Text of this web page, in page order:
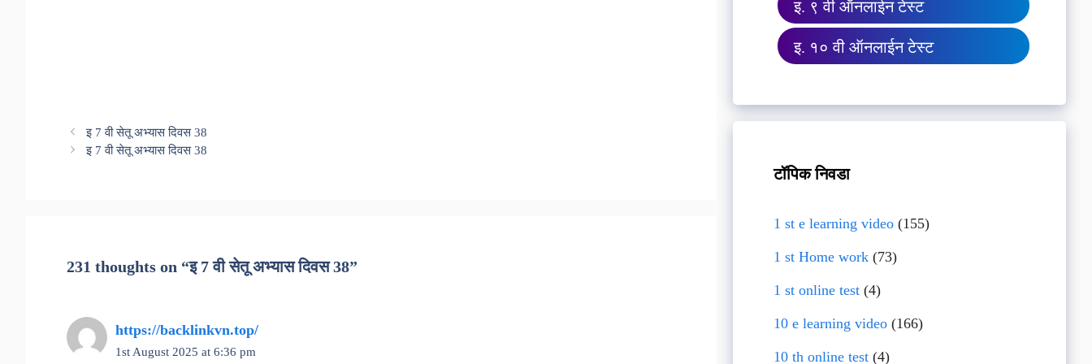
इ 7 वी सेतू अभ्यास दिवस 38
इ 7 वी सेतू अभ्यास दिवस 38
231 thoughts on “इ 7 वी सेतू अभ्यास दिवस 38”
https://backlinkvn.top/
1st August 2025 at 6:36 pm
इ. ९ वी ऑनलाईन टेस्ट
इ. १० वी ऑनलाईन टेस्ट
टॉपिक निवडा
1 st e learning video(155)
1 st Home work(73)
1 st online test(4)
10 e learning video(166)
10 th online test(4)